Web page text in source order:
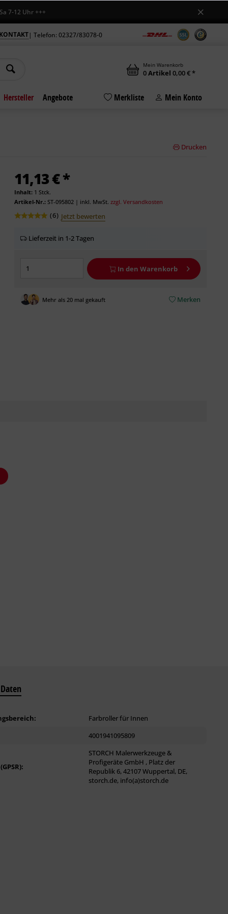
Uhr +++
KONTAKT| Telefon: 02327/83078-0
Mein Warenkorb
0Artikel 0,00 € *
Hersteller Angebote Merkliste Mein Konto
Drucken
11,13 € *
Inhalt: 1 Stck.
Artikel-Nr.: ST-095802| inkl. MwSt. zzgl. Versandkosten
(6) Jetzt bewerten
Lieferzeit in 1-2 Tagen
In den Warenkorb
Mehr als 20 mal gekauft Merken
Farbroller für Innen
4001941095809
STORCH Malerwerkzeuge &
Profigeräte GmbH , Platz der
Republik 6, 42107 Wuppertal, DE,
storch.de, info(a)storch.de